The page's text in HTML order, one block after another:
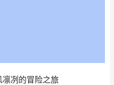
冽的冒险之旅